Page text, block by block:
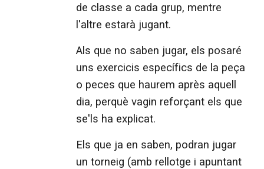
de classe a cada grup, mentre
l'altre estarà jugant.
Als que no saben jugar, els posaré
uns exercicis específics de la peça
o peces que haurem après aquell
dia, perquè vagin reforçant els que
se'ls ha explicat.
Els que ja en saben, podran jugar
un torneig (amb rellotge i apuntant